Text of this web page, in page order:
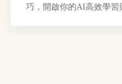
巧，開啟你的AI高效學習與工作